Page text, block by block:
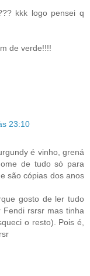
kkk logo pensei q
de verde!!!!
23:10
é vinho, grená
de tudo só para
são cópias dos anos
gosto de ler tudo
rsrsr mas tinha
o resto). Pois é,